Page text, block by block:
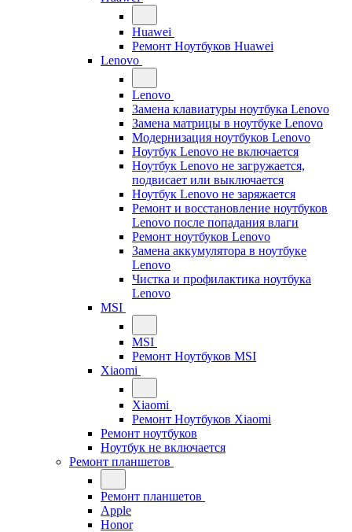
Huawei
Ремонт Ноутбуков Huawei
Lenovo
Lenovo
Замена клавиатуры ноутбука Lenovo
Замена матрицы в ноутбуке Lenovo
Модернизация ноутбуков Lenovo
Ноутбук Lenovo не включается
Ноутбук Lenovo не загружается,
подвисает или выключается
Ноутбук Lenovo не заряжается
Ремонт и восстановление ноутбуков
Lenovo после попадания влаги
Ремонт ноутбуков Lenovo
Замена аккумулятора в ноутбуке
Lenovo
Чистка и профилактика ноутбука
Lenovo
MSI
MSI
Ремонт Ноутбуков MSI
Xiaomi
Xiaomi
Ремонт Ноутбуков Xiaomi
Ремонт ноутбуков
Ноутбук не включается
Ремонт планшетов
Ремонт планшетов
Apple
Honor